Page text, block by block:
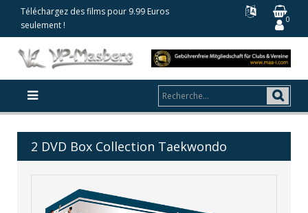
Téléchargez des films pour 9.99 Euros
seulement !
0
2 DVD Box Collection Taekwondo